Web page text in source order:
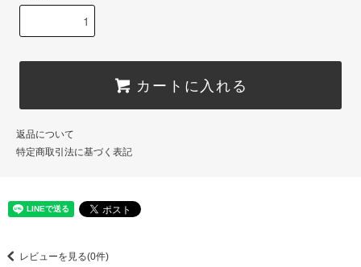
カートに入れる
返品について
特定商取引法に基づく表記
レビューを見る(0件)